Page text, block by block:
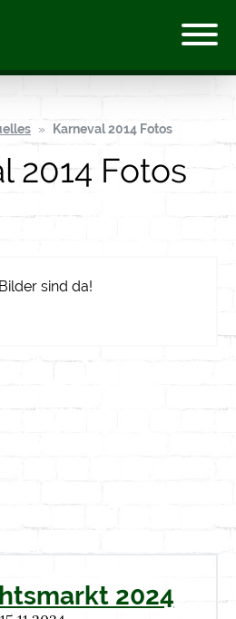
Karneval 2014 Fotos
2014 Fotos
sind da!
2024